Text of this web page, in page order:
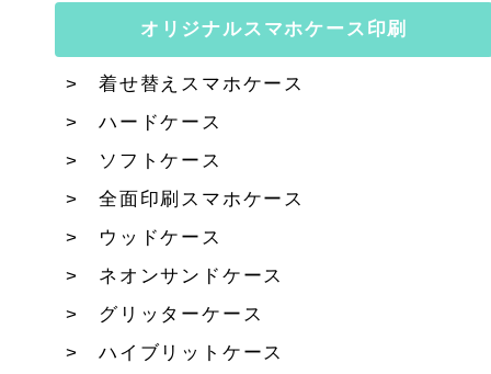
オリジナルスマホケース印刷
着せ替えスマホケース
ハードケース
ソフトケース
全面印刷スマホケース
ウッドケース
ネオンサンドケース
グリッターケース
ハイブリットケース